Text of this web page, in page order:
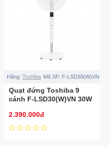
Hãng: Toshiba Mã SP: F-LSD30(W)VN
Quạt đứng Toshiba 9
cánh F-LSD30(W)VN 30W
2.390.000đ